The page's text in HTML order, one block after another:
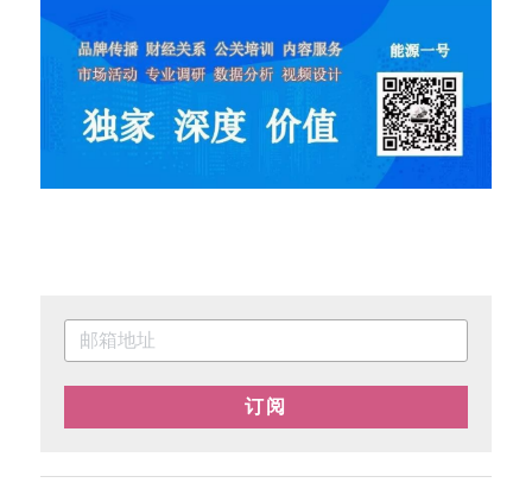
订阅